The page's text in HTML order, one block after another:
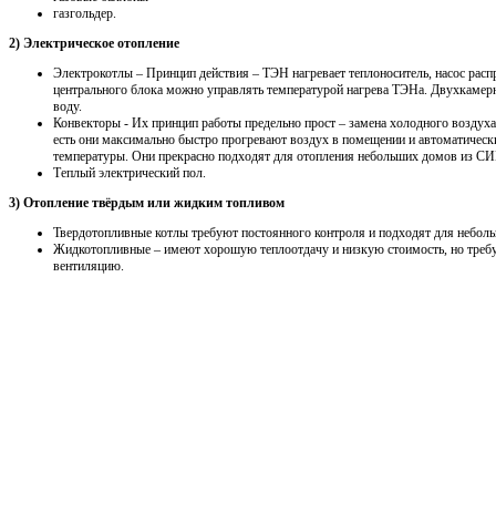
газгольдер.
2) Электрическое отопление
Электрокотлы – Принцип действия – ТЭН нагревает теплоноситель, насос
центрального блока можно управлять температурой нагрева ТЭНа.
воду.
Конвекторы - Их принцип работы предельно прост – замена холодного
есть они максимально быстро прогревают воздух в помещении и
температуры. Они прекрасно подходят для отопления небольших домов из
Теплый электрический пол.
3) Отопление твёрдым или жидким топливом
Твердотопливные котлы требуют постоянного контроля и подходят для
Жидкотопливные – имеют хорошую теплоотдачу и низкую стоимость, но
вентиляцию.